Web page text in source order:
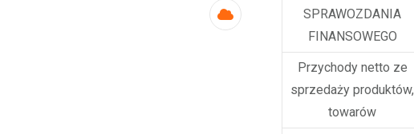
Cloud
SPRAWOZDANIA
FINANSOWEGO
Przychody netto ze
sprzedaży produktów,
towarów